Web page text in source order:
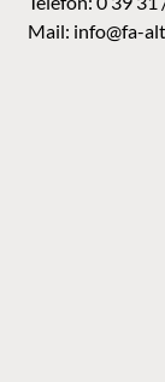
Mail: info@fa-